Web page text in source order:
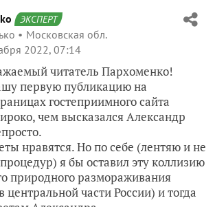
ЭКСПЕРТ
Московская обл.
2022, 07:14
читатель Пархоменко!
первую публикацию на
гостеприимного сайта
чем высказался Александр
нравятся. Но по себе (лентяю и не
я бы оставил эту коллизию
природного размораживания
центральной части России) и тогда